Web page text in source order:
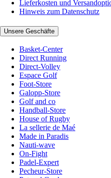
Lieferkosten und
Hinweis zum Datenschutz
Unsere Geschäfte
Basket-Center
Direct Running
Direct-Volley
Espace Golf
Foot-Store
Galopp-Store
Golf and co
Handball-Store
House of Rugby
La sellerie de Maé
Made in Paradis
Nauti-wave
On-Fight
Padel-Expert
Pecheur-Store